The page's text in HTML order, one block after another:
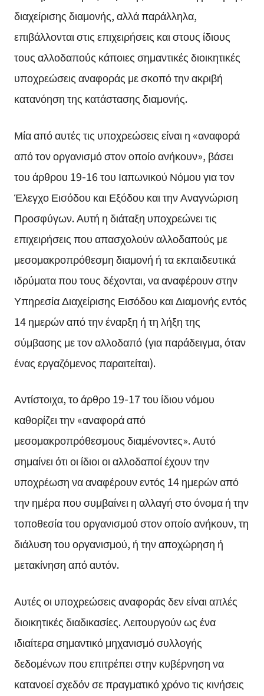
διαχείρισης διαμονής, αλλά παράλληλα,
επιβάλλονται στις επιχειρήσεις και στους ίδιους
τους αλλοδαπούς κάποιες σημαντικές διοικητικές
υποχρεώσεις αναφοράς με σκοπό την ακριβή
κατανόηση της κατάστασης διαμονής.
Μία από αυτές τις υποχρεώσεις είναι η «αναφορά
από τον οργανισμό στον οποίο ανήκουν», βάσει
του άρθρου 19-16 του Ιαπωνικού Νόμου για τον
Έλεγχο Εισόδου και Εξόδου και την Αναγνώριση
Προσφύγων. Αυτή η διάταξη υποχρεώνει τις
επιχειρήσεις που απασχολούν αλλοδαπούς με
μεσομακροπρόθεσμη διαμονή ή τα εκπαιδευτικά
ιδρύματα που τους δέχονται, να αναφέρουν στην
Υπηρεσία Διαχείρισης Εισόδου και Διαμονής εντός
14 ημερών από την έναρξη ή τη λήξη της
σύμβασης με τον αλλοδαπό (για παράδειγμα, όταν
ένας εργαζόμενος παραιτείται).
Αντίστοιχα, το άρθρο 19-17 του ίδιου νόμου
καθορίζει την «αναφορά από
μεσομακροπρόθεσμους διαμένοντες». Αυτό
σημαίνει ότι οι ίδιοι οι αλλοδαποί έχουν την
υποχρέωση να αναφέρουν εντός 14 ημερών από
την ημέρα που συμβαίνει η αλλαγή στο όνομα ή την
τοποθεσία του οργανισμού στον οποίο ανήκουν, τη
διάλυση του οργανισμού, ή την αποχώρηση ή
μετακίνηση από αυτόν.
Αυτές οι υποχρεώσεις αναφοράς δεν είναι απλές
διοικητικές διαδικασίες. Λειτουργούν ως ένα
ιδιαίτερα σημαντικό μηχανισμό συλλογής
δεδομένων που επιτρέπει στην κυβέρνηση να
κατανοεί σχεδόν σε πραγματικό χρόνο τις κινήσεις